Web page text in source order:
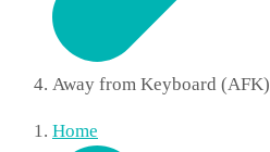
Away from Keyboard (AFK)
Home